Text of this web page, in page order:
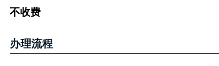
不收费
办理流程